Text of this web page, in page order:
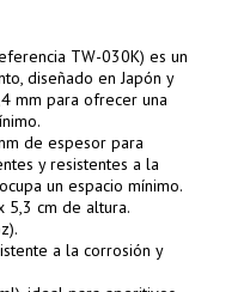
TW-030K) es un
diseñado en Japón y
mm para ofrecer una
de espesor para
y resistentes a la
un espacio mínimo.
5,3 cm de altura.
a la corrosión y